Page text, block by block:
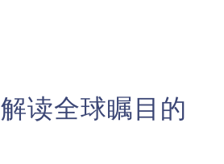
解读全球瞩目的